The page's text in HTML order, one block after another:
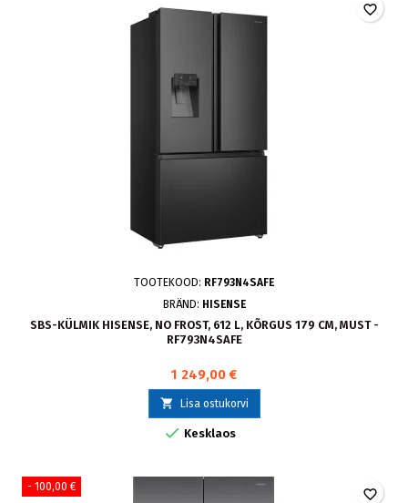
TOOTEKOOD: RF793N4SAFE
BRÄND: HISENSE
SBS-KÜLMIK HISENSE, NO FROST, 612 L, KÕRGUS 179 CM, MUST -
RF793N4SAFE
1 249,00 €
 Lisa ostukorvi
 Kesklaos
favorite_border
- 100,00 € favorite_border